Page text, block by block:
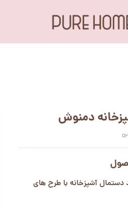
دمنوش
(3عدد دستمال آشپزخانه با طرح های